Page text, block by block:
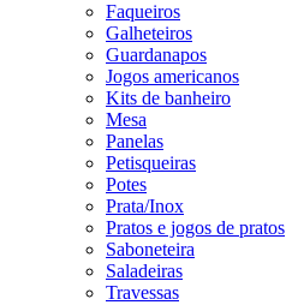
Faqueiros
Galheteiros
Guardanapos
Jogos americanos
Kits de banheiro
Mesa
Panelas
Petisqueiras
Potes
Prata/Inox
Pratos e jogos de pratos
Saboneteira
Saladeiras
Travessas